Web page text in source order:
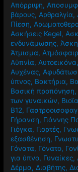
Απόρριψη,
βάρους, Αρθραλγία,
Πίεση,
Ασκήσεις Kegel,
ενδυνάμωσης,
Άτμισμα,
Αϋπνία, Αυτοεικόνα,
Αυχένας,
ύπνος, Βακτήρια,
Βασική προπόνηση,
των γυναικών,
Β12,
Γήρανση, Γιάννης
Γιόγκα, Γιορτές,
εξασθένηση,
Γόνατα, Γόνατο,
για ύπνο, Γυναίκες,
Δέρμα, Διαβήτης,